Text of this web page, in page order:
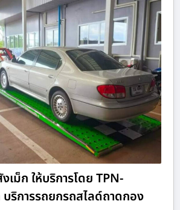
เม็ก ให้บริการโดย TPN-
ริการรถยกรถสไลด์ถาดกอง